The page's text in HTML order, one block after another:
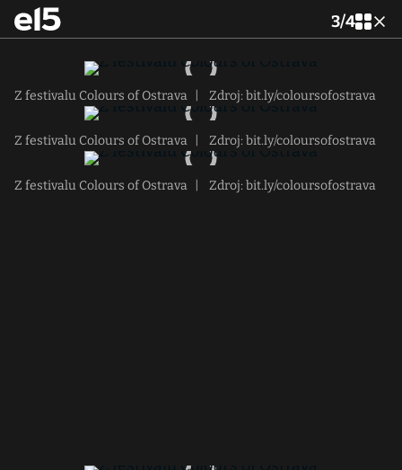
3/4
Z festivalu Colours of Ostrava Zdroj: bit.ly/coloursofostrava
Z festivalu Colours of Ostrava Zdroj: bit.ly/coloursofostrava
Z festivalu Colours of Ostrava Zdroj: bit.ly/coloursofostrava